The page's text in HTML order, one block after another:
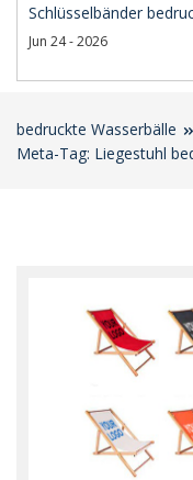
Schlüsselbänder
Jun 24 - 2026
bedruckte Wasserbälle
Meta-Tag: Liegestuhl